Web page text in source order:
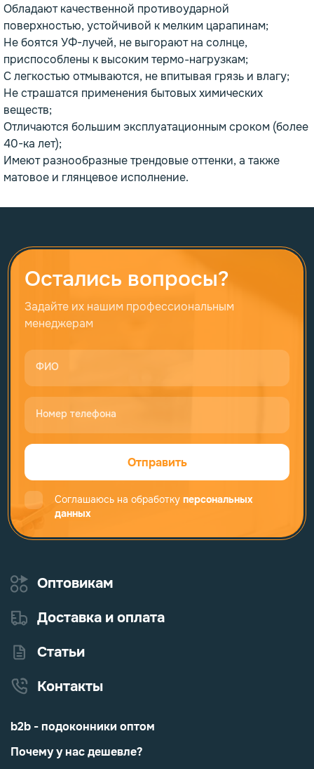
Обладают качественной противоударной
поверхностью, устойчивой к мелким царапинам;
Не боятся УФ-лучей, не выгорают на солнце,
приспособлены к высоким термо-нагрузкам;
С легкостью отмываются, не впитывая грязь и влагу;
Не страшатся применения бытовых химических
веществ;
Отличаются большим эксплуатационным сроком (более
40-ка лет);
Имеют разнообразные трендовые оттенки, а также
матовое и глянцевое исполнение.
Остались вопросы?
Задайте их нашим профессиональным
менеджерам
ФИО
Номер телефона
Отправить
Соглашаюсь на обработку персональных
данных
Оптовикам
Доставка и оплата
Статьи
Контакты
b2b - подоконники оптом
Почему у нас дешевле?